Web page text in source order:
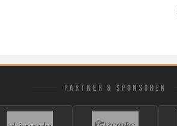
PARTNER & SPONSOREN